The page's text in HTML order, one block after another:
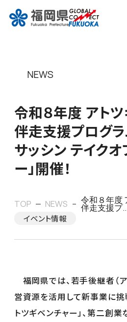
NEWS
令和８年度 アトツ
伴走支援プログラ
サッシン テイクオ
ー」開催！
TOP NEWS 令和８年度
伴走支援プ
イベント情報
福岡県では、若手後継者（
営資源を活用して新事業に挑
トツギベンチャー」、第二創